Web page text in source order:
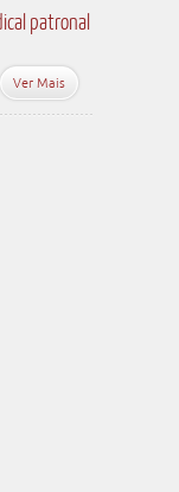
patronal
Ver Mais